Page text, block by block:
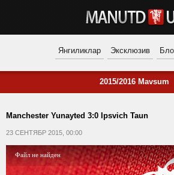
Янгиликлар Эксклюзив
2015/2016 Mavsum
Manchester Yunayted 3:0 Ipsvich Taun
23 СЕНТЯБР 2015, 00:00